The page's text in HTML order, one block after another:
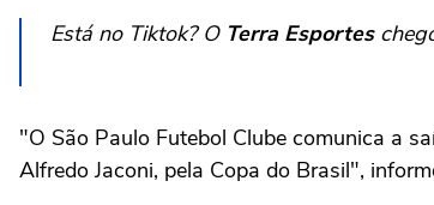
Está no Tiktok? O Terra Esportes
"O São Paulo Futebol Clube comunica a
Alfredo Jaconi, pela Copa do Brasil",